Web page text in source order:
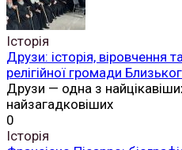
Нові публікації